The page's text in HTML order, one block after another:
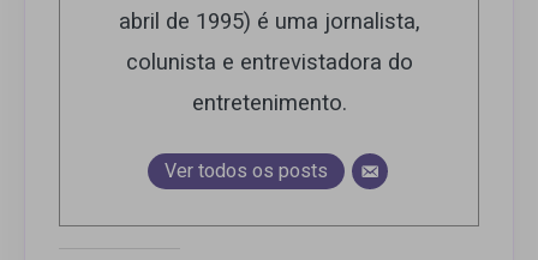
abril de 1995) é uma jornalista,
colunista e entrevistadora do
entretenimento.
Ver todos os posts